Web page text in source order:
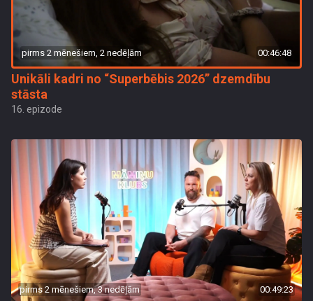
pirms 2 mēnešiem, 2 nedēļām 00:46:48
Unikāli kadri no “Superbēbis 2026” dzemdību
stāsta
16. epizode
pirms 2 mēnešiem, 3 nedēļām 00:49:23